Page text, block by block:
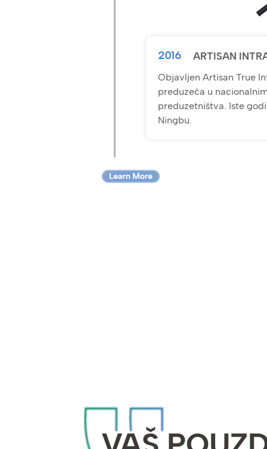
2016 ARTISAN
Objavljen Artisan True
preduzeća u
preduzetništva. Iste
Ningbu.